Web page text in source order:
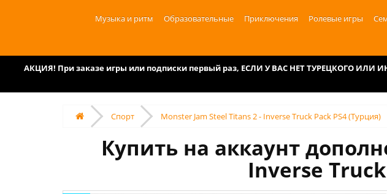
Музыка и ритм Образовательные Приключения Ролевые игры
АКЦИЯ! При заказе игры или подписки первый раз, ЕСЛИ У ВАС НЕТ ТУРЕЦКОГО
Спорт Monster Jam Steel Titans 2 - Inverse Truck Pack PS4 (Турция)
Купить на аккаунт
Inverse